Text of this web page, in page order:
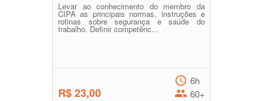
Levar ao conhecimento do membro da
CIPA as principais normas, instruções e
rotinas sobre segurança e saúde do
trabalho. Definir competênc...
R$ 23,00
6h
60+